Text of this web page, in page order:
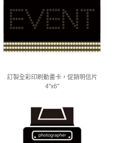
訂製全彩印刷動畫卡，促銷明信片
4"x6"